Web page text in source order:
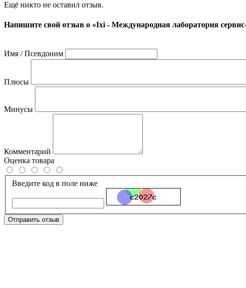
Ещё никто не оставил отзыв.
Напишите свой отзыв о «Ixi - Международная лаборатория
Имя / Псевдоним
Плюсы
Минусы
Комментарий
Оценка товара
Введите код в поле ниже
Отправить отзыв